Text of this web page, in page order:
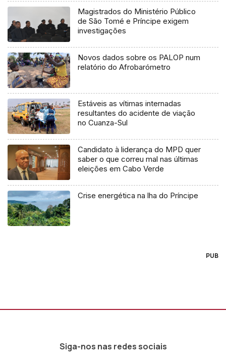
Magistrados do Ministério Público
de São Tomé e Príncipe exigem
investigações
Novos dados sobre os PALOP num
relatório do Afrobarómetro
Estáveis as vítimas internadas
resultantes do acidente de viação
no Cuanza-Sul
Candidato à liderança do MPD quer
saber o que correu mal nas últimas
eleições em Cabo Verde
Crise energética na lha do Príncipe
PUB
Siga-nos nas redes sociais